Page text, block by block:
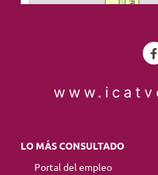
LO MÁS CONSULTADO
Portal del empleo